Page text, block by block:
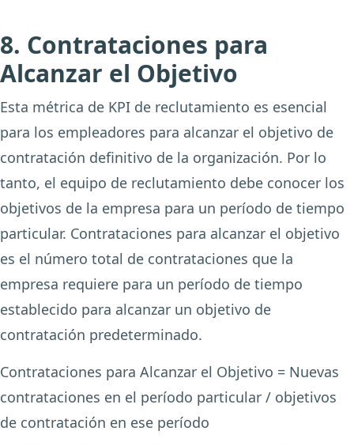
8. Contrataciones para
Alcanzar el Objetivo
Esta métrica de KPI de reclutamiento es esencial
para los empleadores para alcanzar el objetivo de
contratación definitivo de la organización. Por lo
tanto, el equipo de reclutamiento debe conocer los
objetivos de la empresa para un período de tiempo
particular. Contrataciones para alcanzar el objetivo
es el número total de contrataciones que la
empresa requiere para un período de tiempo
establecido para alcanzar un objetivo de
contratación predeterminado.
Contrataciones para Alcanzar el Objetivo = Nuevas
contrataciones en el período particular / objetivos
de contratación en ese período